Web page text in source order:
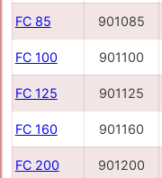
FC 85 901085
FC 100 901100
FC 125 901125
FC 160 901160
FC 200 901200